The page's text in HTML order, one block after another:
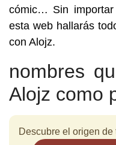
cómic… Sin
esta web hallarás
con Alojz.
nombres
Alojz como
Descubre el origen de